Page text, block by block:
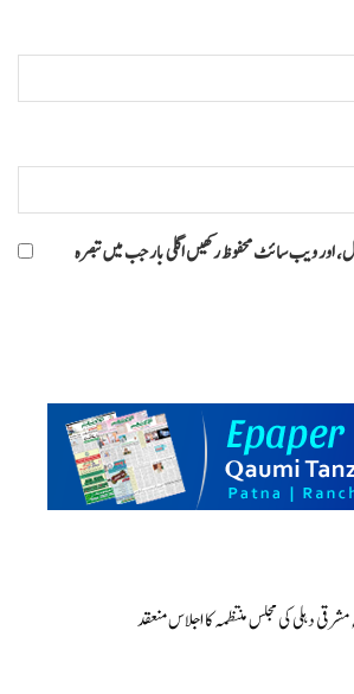
اور ویب سائٹ محفوظ رکھیں اگلی بار جب میں تبصرہ
مشرقی دہلی کی مجلس منتظمہ کا اجلاس منعقد